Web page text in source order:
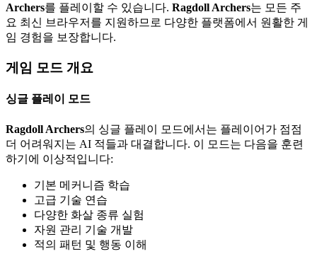
Archers를 플레이할 수 있습니다. Ragdoll Archers는 모든 주
요 최신 브라우저를 지원하므로 다양한 플랫폼에서 원활한 게
임 경험을 보장합니다.
게임 모드 개요
싱글 플레이 모드
Ragdoll Archers의 싱글 플레이 모드에서는 플레이어가 점점
더 어려워지는 AI 적들과 대결합니다. 이 모드는 다음을 훈련
하기에 이상적입니다:
기본 메커니즘 학습
고급 기술 연습
다양한 화살 종류 실험
자원 관리 기술 개발
적의 패턴 및 행동 이해